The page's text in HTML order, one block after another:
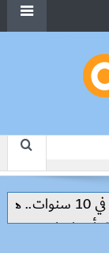
الكلاب الحرة